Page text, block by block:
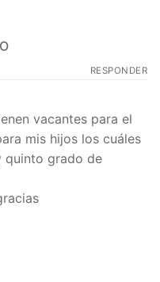
RESPONDER
vacantes para el
mis hijos los cuáles
quinto grado de